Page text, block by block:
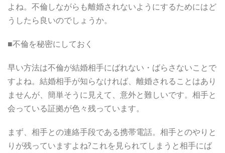
よね。不倫しながらも離婚されないようにするためにはど
うしたら良いのでしょうか。
■不倫を秘密にしておく
早い方法は不倫が結婚相手にばれない・ばらさないことで
すよね。結婚相手が知らなければ、離婚されることはあり
ませんが、簡単そうに見えて、意外と難しいです。相手と
会っている証拠が色々残っています。
まず、相手との連絡手段である携帯電話。相手とのやりと
りが残っていますよね?これを見られてしまうと相手にば